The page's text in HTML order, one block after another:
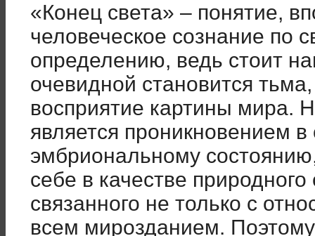
«Конец света» – понятие,
человеческое сознание по
определению, ведь стоит
очевидной становится
восприятие картины мира.
является проникновением
эмбриональному
себе в качестве
связанного не только с
всем мирозданием.